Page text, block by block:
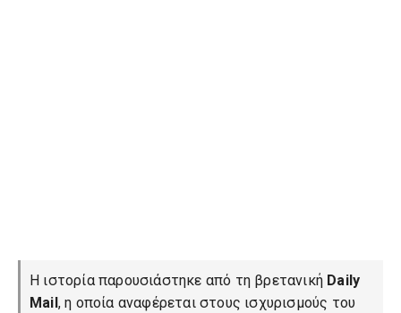
Η ιστορία παρουσιάστηκε από τη βρετανική Daily
Mail, η οποία αναφέρεται στους ισχυρισμούς του